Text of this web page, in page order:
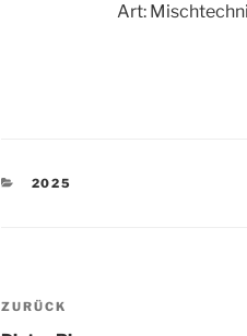
Art:
KATEGORIEN
2025
Beitragsnavigation
Vorheriger
ZURÜCK